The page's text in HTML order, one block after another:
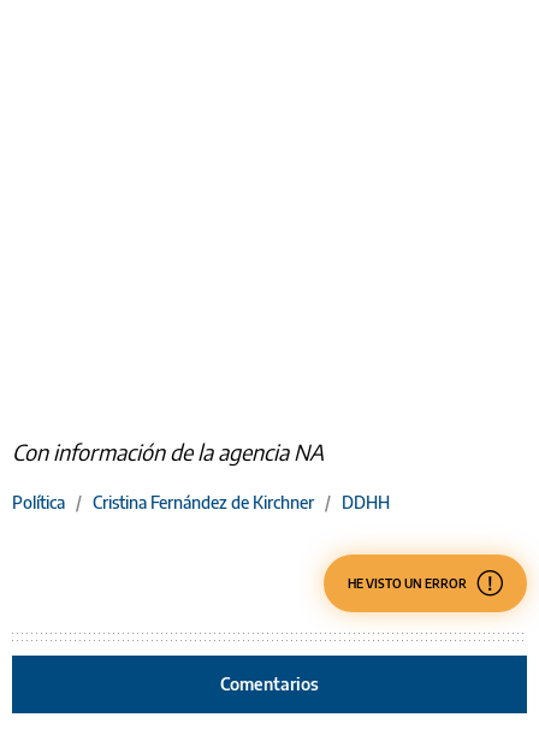
Con información de la agencia NA
Política / Cristina Fernández de Kirchner / DDHH
HE VISTO UN ERROR
Comentarios